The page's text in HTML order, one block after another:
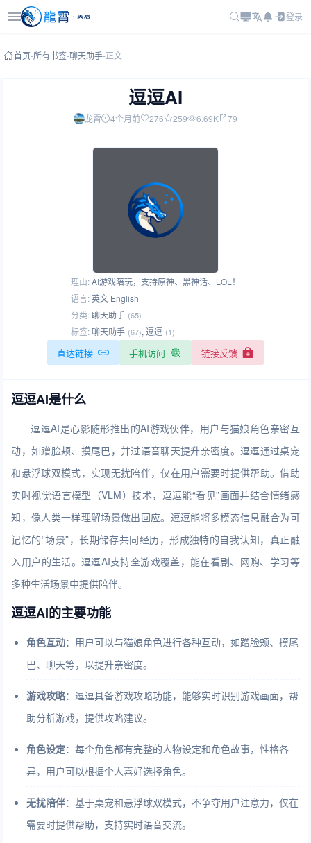
登录
首页-所有书签-聊天助手-正文
逗逗AI
龙霄 4个月前 276 259 6.69K 79
理由:AI游戏陪玩，支持原神、黑神话、LOL！
语言:英文 English
分类:聊天助手 (65)
标签:聊天助手 (67), 逗逗 (1)
直达链接 手机访问 链接反馈
逗逗AI是什么
逗逗AI是心影随形推出的AI游戏伙伴，用户与猫娘角色亲密互
动，如蹭脸颊、摸尾巴，并过语音聊天提升亲密度。逗逗通过桌宠
和悬浮球双模式，实现无扰陪伴，仅在用户需要时提供帮助。借助
实时视觉语言模型（VLM）技术，逗逗能“看见”画面并结合情绪感
知，像人类一样理解场景做出回应。逗逗能将多模态信息融合为可
记忆的“场景”，长期储存共同经历，形成独特的自我认知，真正融
入用户的生活。逗逗AI支持全游戏覆盖，能在看剧、网购、学习等
多种生活场景中提供陪伴。
逗逗AI的主要功能
角色互动：用户可以与猫娘角色进行各种互动，如蹭脸颊、摸尾
巴、聊天等，以提升亲密度。
游戏攻略：逗逗具备游戏攻略功能，能够实时识别游戏画面，帮
助分析游戏，提供攻略建议。
角色设定：每个角色都有完整的人物设定和角色故事，性格各
异，用户可以根据个人喜好选择角色。
无扰陪伴：基于桌宠和悬浮球双模式，不争夺用户注意力，仅在
需要时提供帮助，支持实时语音交流。